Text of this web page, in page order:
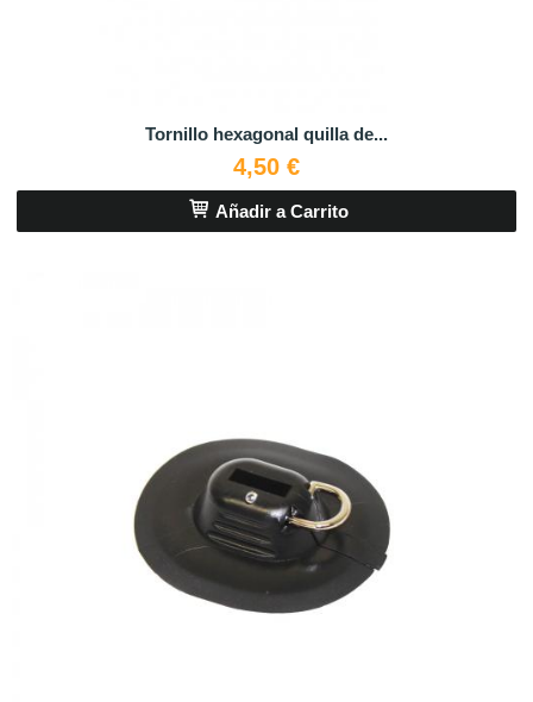
Tornillo hexagonal quilla de...
4,50 €
Añadir a Carrito